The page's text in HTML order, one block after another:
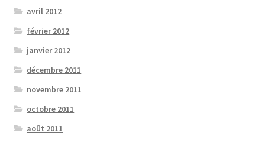
avril 2012
février 2012
janvier 2012
décembre 2011
novembre 2011
octobre 2011
août 2011